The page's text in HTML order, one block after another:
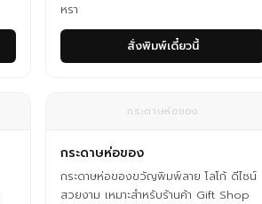
หรา
สั่งพิมพ์เดี๋ยวนี้
กระดาษห่อของ
กระดาษห่อของ
กระดาษห่อของขวัญพิมพ์ลาย โลโก้ ดีไซน์
สวยงาม เหมาะสำหรับร้านค้า Gift Shop